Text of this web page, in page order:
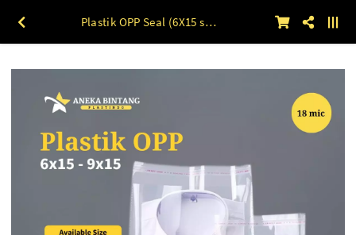
Plastik OPP Seal (6X15 s/d 9X15) 20 mic 100lbr 6 x 15